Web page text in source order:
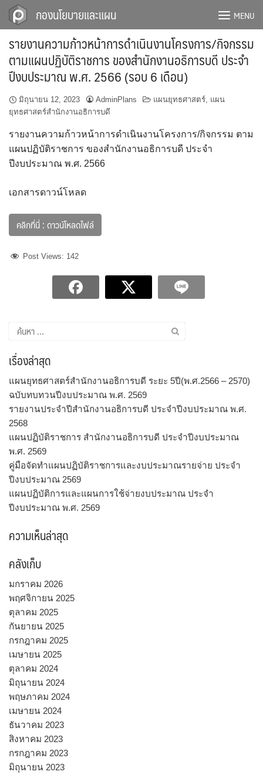
Skip
กองนโยบายและแผน MENU
รายงานความก้าวหน้าการดำเนินงานโครงการ/กิจกรรม
ตามแผนปฏิบัติราชการ ของสำนักงานอธิการบดี ประจำ
ปีงบประมาณ พ.ศ. 2566 (รอบ 6 เดือน)
มิถุนายน 12, 2023 AdminPlans แผนยุทธศาสตร์, แผน
ยุทธศาสตร์สำนักงานอธิการบดี
รายงานความก้าวหน้าการดำเนินงานโครงการ/กิจกรรม ตาม
แผนปฏิบัติราชการ ของสำนักงานอธิการบดี ประจำ
ปีงบประมาณ พ.ศ. 2566
เอกสารดาวน์โหลด
คลิกที่นี่ : ดาวน์โหลดไฟล์
Post Views: 142
ค้นหา
สำหรับ:
เรื่องล่าสุด
แผนยุทธศาสตร์สำนักงานอธิการบดี ระยะ 5ปี(พ.ศ.2566 – 2570)
ฉบับทบทวนปีงบประมาณ พ.ศ. 2569
รายงานประจำปีสำนักงานอธิการบดี ประจำปีงบประมาณ พ.ศ.
2568
แผนปฏิบัติราชการ สำนักงานอธิการบดี ประจำปีงบประมาณ
พ.ศ. 2569
คู่มือจัดทำแผนปฏิบัติราชการและงบประมาณรายจ่าย ประจำ
ปีงบประมาณ 2569
แผนปฏิบัติการและแผนการใช้จ่ายงบประมาณ ประจำ
ปีงบประมาณ พ.ศ. 2569
ความเห็นล่าสุด
คลังเก็บ
มกราคม 2026
พฤศจิกายน 2025
ตุลาคม 2025
กันยายน 2025
กรกฎาคม 2025
เมษายน 2025
ตุลาคม 2024
มิถุนายน 2024
พฤษภาคม 2024
เมษายน 2024
ธันวาคม 2023
สิงหาคม 2023
กรกฎาคม 2023
มิถุนายน 2023